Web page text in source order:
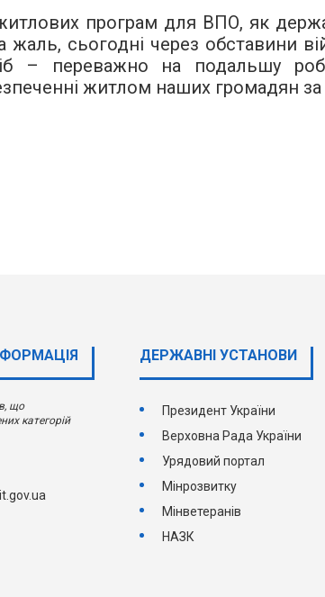
програм для ВПО, як
жаль, сьогодні через обставини
– переважно на подальшу
житлом наших громадян за
що
категорій
ДЕРЖАВНI УСТАНОВИ
Президент України
Верховна Рада України
Урядовий портал
Мінрозвитку
Мінветеранів
НАЗК